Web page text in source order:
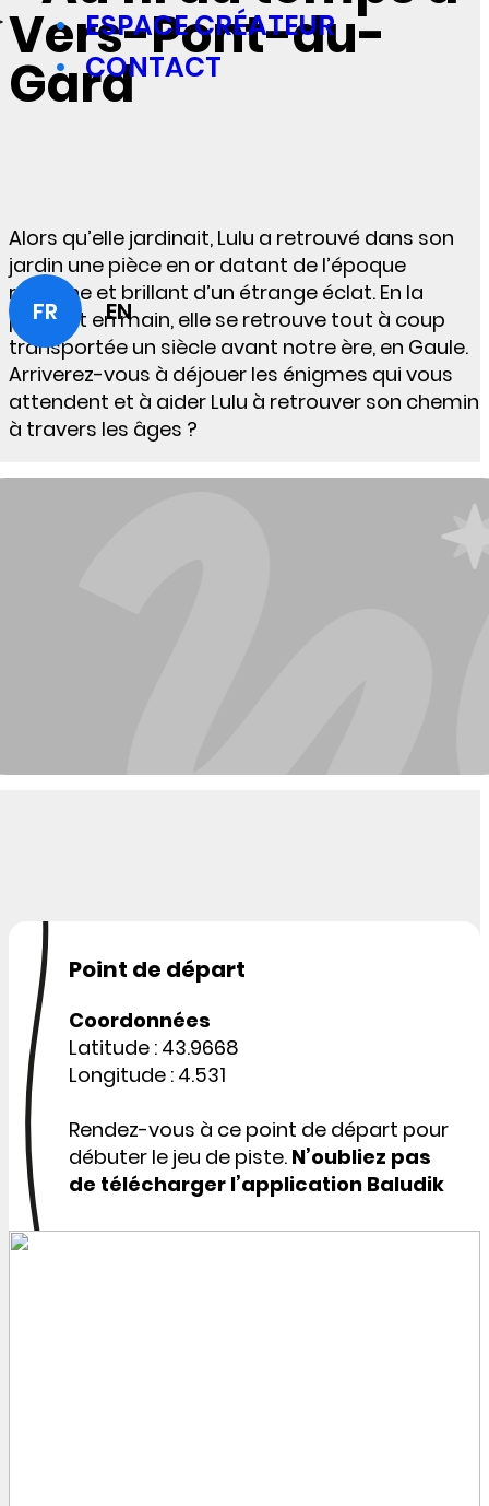
ESPACE CRÉATEUR
CONTACT
FR EN
Vers-Pont-du-
Gard
Alors qu’elle jardinait, Lulu a retrouvé dans son
jardin une pièce en or datant de l’époque
romaine et brillant d’un étrange éclat. En la
prenant en main, elle se retrouve tout à coup
transportée un siècle avant notre ère, en Gaule.
Arriverez-vous à déjouer les énigmes qui vous
attendent et à aider Lulu à retrouver son chemin
à travers les âges ?
Point de départ
Coordonnées
Latitude : 43.9668
Longitude : 4.531
Rendez-vous à ce point de départ pour
débuter le jeu de piste. N’oubliez pas
de télécharger l’application Baludik